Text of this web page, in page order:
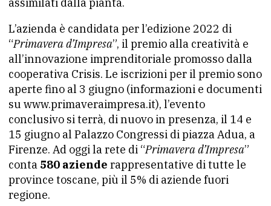
L’azienda è candidata per l’edizione 2022 di
“Primavera d’Impresa”, il premio alla creatività e
all’innovazione imprenditoriale promosso dalla
cooperativa Crisis. Le iscrizioni per il premio sono
aperte fino al 3 giugno (informazioni e documenti
su www.primaveraimpresa.it), l’evento
conclusivo si terrà, di nuovo in presenza, il 14 e
15 giugno al Palazzo Congressi di piazza Adua, a
Firenze. Ad oggi la rete di “Primavera d’Impresa”
conta 580 aziende rappresentative di tutte le
province toscane, più il 5% di aziende fuori
regione.